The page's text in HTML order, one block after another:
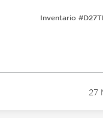
Inventario
27